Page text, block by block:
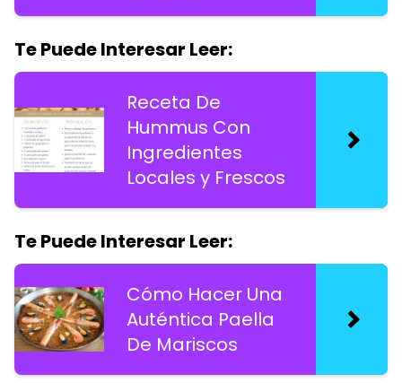
Te Puede Interesar Leer:
Receta De
Hummus Con
Ingredientes
Locales y Frescos
Te Puede Interesar Leer:
Cómo Hacer Una
Auténtica Paella
De Mariscos